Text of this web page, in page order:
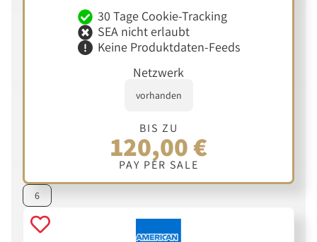
30 Tage Cookie-Tracking
SEA nicht erlaubt
Keine Produktdaten-Feeds
Netzwerk
vorhanden
BIS ZU
120,00 €
PAY PER SALE
6